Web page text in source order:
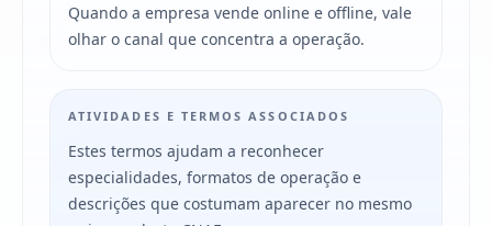
Quando a empresa vende online e offline, vale
olhar o canal que concentra a operação.
ATIVIDADES E TERMOS ASSOCIADOS
Estes termos ajudam a reconhecer
especialidades, formatos de operação e
descrições que costumam aparecer no mesmo